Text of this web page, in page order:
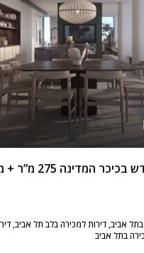
אביב, דירות למכירה בלב תל אביב,
בתל אביב